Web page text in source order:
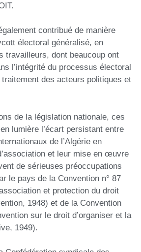
contribué de manière
électoral généralisé, en
travailleurs, dont beaucoup ont
l’intégrité du processus électoral
traitement des acteurs politiques et
de la législation nationale, ces
lumière l’écart persistant entre
de l’Algérie en
et leur mise en œuvre
de sérieuses préoccupations
le pays de la Convention n° 87
et protection du droit
1948) et de la Convention
sur le droit d’organiser et la
1949).